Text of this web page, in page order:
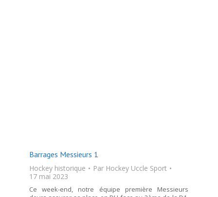
Barrages Messieurs 1
Hockey historique Par Hockey Uccle Sport
17 mai 2023
Ce week-end, notre équipe première Messieurs